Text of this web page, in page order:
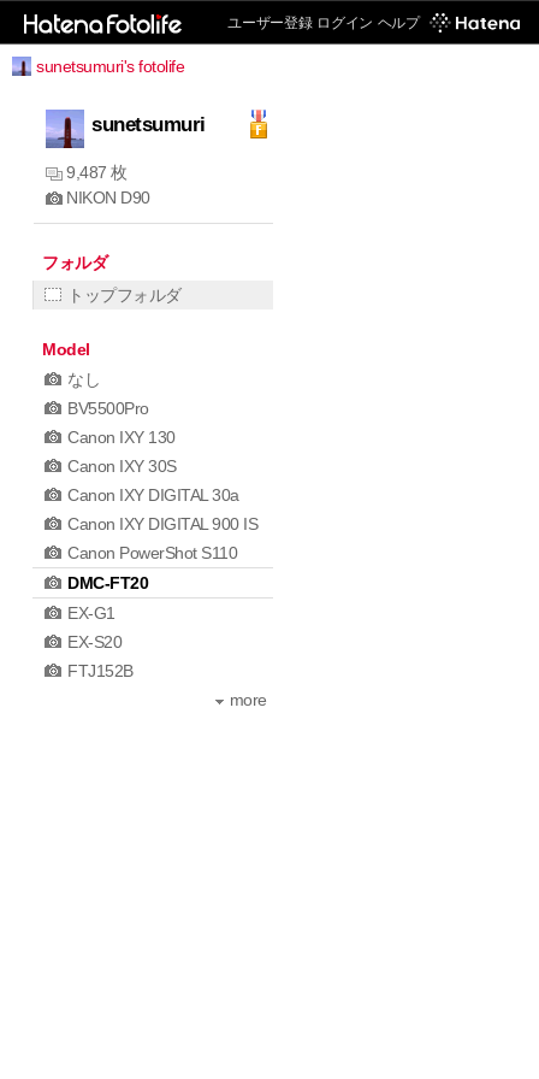
ユーザー登録 ログイン ヘルプ
sunetsumuri's fotolife
sunetsumuri
9,487 枚
NIKON D90
フォルダ
トップフォルダ
Model
なし
BV5500Pro
Canon IXY 130
Canon IXY 30S
Canon IXY DIGITAL 30a
Canon IXY DIGITAL 900 IS
Canon PowerShot S110
DMC-FT20
EX-G1
EX-S20
FTJ152B
more